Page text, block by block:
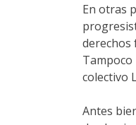
En otras
derechos
colectivo
Antes